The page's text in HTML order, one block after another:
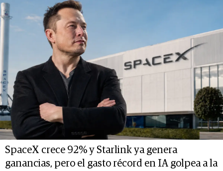
SpaceX crece 92% y Starlink ya genera
ganancias, pero el gasto récord en IA golpea a la